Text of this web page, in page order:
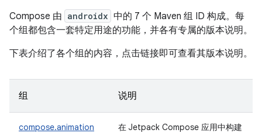
Compose 由 androidx 中的 7 个 Maven 组 ID 构成。每
个组都包含一套特定用途的功能，并各有专属的版本说明。
下表介绍了各个组的内容，点击链接即可查看其版本说明。
组 说明
compose.animation
在 Jetpack Compose 应用中构建